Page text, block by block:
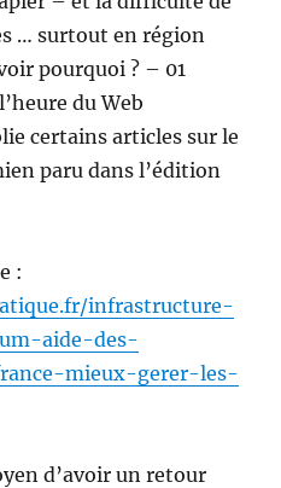
… surtout en région
pourquoi ? – 01
du Web
certains articles sur le
paru dans l’édition
:
infrastructure-
aide-des-
mieux-gerer-les-
d’avoir un retour